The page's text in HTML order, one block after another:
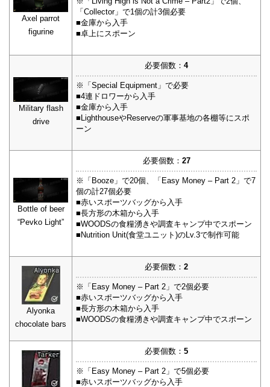
Axel parrot
figurine
「Collector」で1個の計3個必要
■金庫から入手
■卓上にスポーン
Military flash
drive
必要個数： 4
※「Special Equipment」で必要
■4連ドロワーから入手
■金庫から入手
■LighthouseやReserveの軍事基地の各棚等にスポ
ーン
Bottle of beer
“Pevko Light”
必要個数： 27
※「Booze」で20個、「Easy Money – Part 2」で7
個の計27個必要
■赤いスポーツバッグから入手
■長方形の木箱から入手
■WOODSの食糧湧きや調査キャンプ中でスポーン
■Nutrition Unit(食堂ユニット)のLv.3で制作可能
Alyonka
chocolate bars
必要個数： 2
※「Easy Money – Part 2」で2個必要
■赤いスポーツバッグから入手
■長方形の木箱から入手
■WOODSの食糧湧きや調査キャンプ中でスポーン
必要個数： 5
※「Easy Money – Part 2」で5個必要
■赤いスポーツバッグから入手